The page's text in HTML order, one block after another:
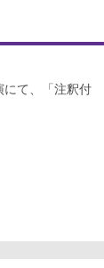
て、「注釈付